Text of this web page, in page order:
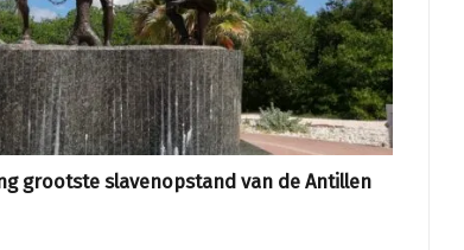
grootste slavenopstand van de Antillen